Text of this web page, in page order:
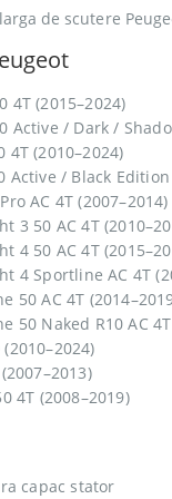
de scutere
4T (2015–2024)
Active / Dark /
4T (2010–2024)
Active / Black
AC 4T (2007–2014)
3 50 AC 4T
4 50 AC 4T
4 Sportline AC 4T
50 AC 4T
50 Naked R10 AC
4T (2008–2019)
capac stator